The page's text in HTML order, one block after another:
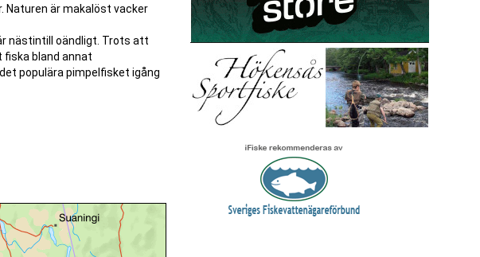
Naturen är makalöst vacker
nästintill oändligt. Trots att
bland annat
populära pimpelfisket igång